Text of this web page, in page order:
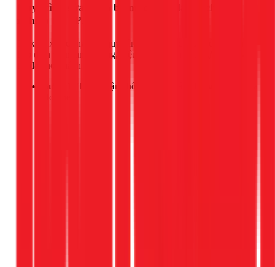
Quy trình sửa chữa bo mạch tủ Alaska chuyên
nghiệp tại TPHCM
1Fix đã xây dựng một quy trình làm việc chuẩn hóa để đảm
bảo dịch vụ nhanh chóng, hiệu quả và mang lại sự hài lòng
tối đa cho khách hàng.
Bước 1: Tiếp nhận thông tin:
Hotline